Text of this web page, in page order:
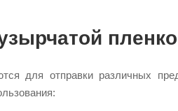
для отправки различных